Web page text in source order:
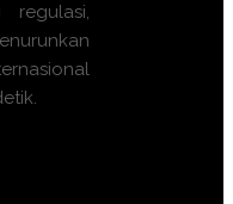
regulasi,